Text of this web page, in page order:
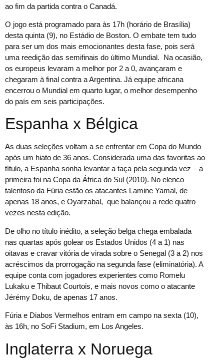
ao fim da partida contra o Canadá.
O jogo está programado para às 17h (horário de Brasília)
desta quinta (9), no Estádio de Boston. O embate tem tudo
para ser um dos mais emocionantes desta fase, pois será
uma reedição das semifinais do último Mundial. Na ocasião,
os europeus levaram a melhor por 2 a 0, avançaram e
chegaram à final contra a Argentina. Já equipe africana
encerrou o Mundial em quarto lugar, o melhor desempenho
do país em seis participações.
Espanha x Bélgica
As duas seleções voltam a se enfrentar em Copa do Mundo
após um hiato de 36 anos. Considerada uma das favoritas ao
título, a Espanha sonha levantar a taça pela segunda vez – a
primeira foi na Copa da África do Sul (2010). No elenco
talentoso da Fúria estão os atacantes Lamine Yamal, de
apenas 18 anos, e Oyarzabal, que balançou a rede quatro
vezes nesta edição.
De olho no título inédito, a seleção belga chega embalada
nas quartas após golear os Estados Unidos (4 a 1) nas
oitavas e cravar vitória de virada sobre o Senegal (3 a 2) nos
acréscimos da prorrogação na segunda fase (eliminatória). A
equipe conta com jogadores experientes como Romelu
Lukaku e Thibaut Courtois, e mais novos como o atacante
Jérémy Doku, de apenas 17 anos.
Fúria e Diabos Vermelhos entram em campo na sexta (10),
às 16h, no SoFi Stadium, em Los Angeles.
Inglaterra x Noruega